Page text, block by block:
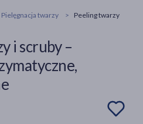
Pielęgnacja twarzy Peeling twarzy
i scruby –